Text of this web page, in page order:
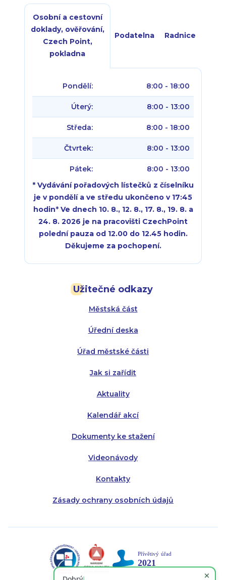
Užitečné odkazy
Městská část
Úřední deska
Úřad městské části
Jak si zařídit
Aktuality
Kalendář akcí
Dokumenty ke stažení
Videonávody
Kontakty
Zásady ochrany osobních údajů
Osobní a cestovní
doklady, ověřování,
Czech Point,
pokladna
Podatelna Radnice
Pondělí: 8:00 - 18:00
Úterý: 8:00 - 13:00
Středa: 8:00 - 18:00
Čtvrtek: 8:00 - 13:00
Pátek:
8:00 - 13:00
* Vydávání pořadových lístečků z číselníku
je v pondělí a ve středu ukončeno v 17:45
hodin* Ve dnech 10. 8., 12. 8., 17. 8., 19. 8. a
24. 8. 2026 je na pracovišti CzechPoint
polední pauza od 12.00 do 12.45 hodin.
Děkujeme za pochopení.
Úterý:
Středa:
Čtvrtek:
Pátek:
Úterý:
Středa:
Čtvrtek: